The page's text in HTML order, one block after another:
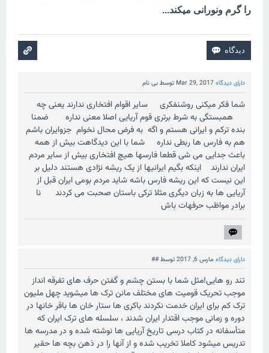
را گرم ونورانی میکند...
دارای دیدگاهMar 29, 2017توسطبی نام
شما فکر میکنی روشنفکری سایر اقوام افتخاری ندارند یعنی چه
همبستگی به شرط برتری قوم آریایی اصلا معنی نداره ضمنا
بنده ترکم و ایرانی هستم و اگه به فرض محال نخوام جزوایران باشم
هم به فارس ها ربطی نداره شما با این دیدگاهت بیش از همه
باعث جدایی می شی قطعا فارسها هیچ افتخاری بیش از سایر مردم
ایران ندارند اینکه بگیم ایرانیها از یک ریشه نژادی هستند دلیل بر
این نیست که این ریشه فارس باشه شاید مردم بومی ایران قبل از
آریایی ها به زبان دیگری مثلا ترکی باستان صحبت می کردند نا
برادر مواظب حرفهات باش
دارای دیدگاه مارس 6, 2017 توسط##
تند رو هایی!مثل شما با بستن چشم و گفتن حرف های تفرقه انداز
موجب تحریک قومیت های مختلف مانن ترک ها میشوید چهل ملیون
ترک کم برای ایران خدمت نکردند باکری ها ستار خان ها باقر خانها در
دوره و زمانی موجب اقتدار ایران شدند ، سلسله های ترک ایران که
متأسفانه در کتاب درسی تاریخ آریایی ها نوشته شده و در مدرسه ها
تدریس میشود کاملا تخریب شده و از آنها را در ذهن بچه ها حقیر